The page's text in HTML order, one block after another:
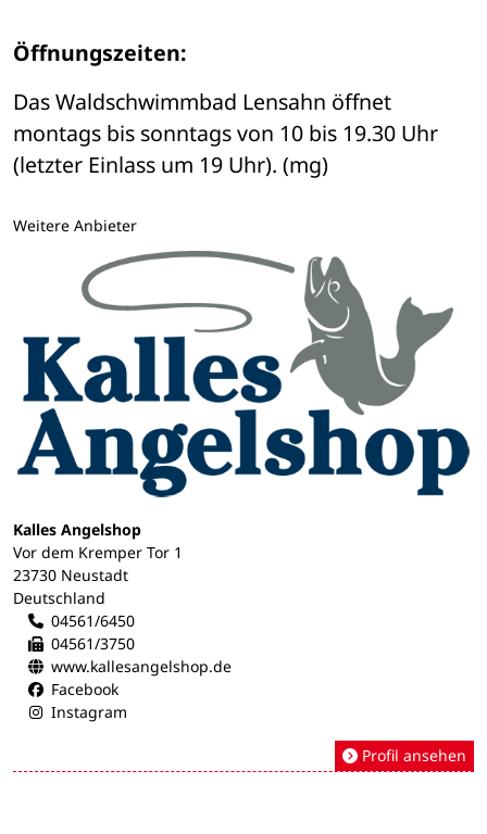
Öffnungszeiten:
Das Waldschwimmbad Lensahn öffnet
montags bis sonntags von 10 bis 19.30 Uhr
(letzter Einlass um 19 Uhr). (mg)
Weitere Anbieter
Kalles Angelshop
Vor dem Kremper Tor 1
23730 Neustadt
Deutschland
04561/6450
04561/3750
www.kallesangelshop.de
Facebook
Instagram
Profil ansehen